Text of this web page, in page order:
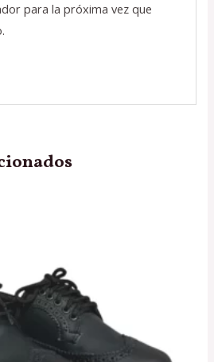
para la próxima vez que